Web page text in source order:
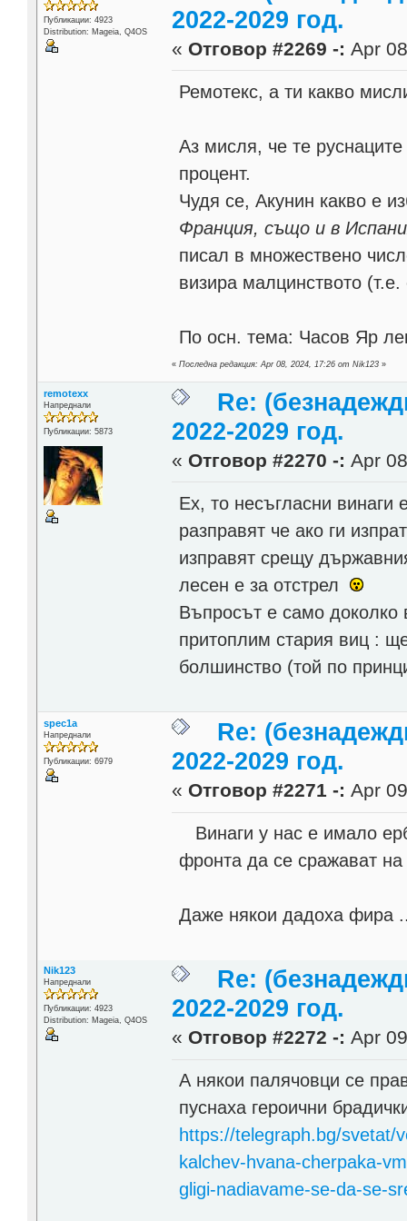
Публикации: 4923
Distribution: Mageia, Q4OS
2022-2029 год.
« Отговор #2269 -: Apr
Ремотекс, а ти какво
Аз мисля, че те
процент.
Чудя се, Акунин какво е
Франция, също и в
писал в множествено
визира малцинството (т.е.
По осн. тема: Часов Яр
«Последна редакция: Apr 08, 2024, 17:26 от Nik123 »
remotexx
Напреднали
Публикации: 5873
Re:
2022-2029 год.
« Отговор #2270 -: Apr
Ех, то несъгласни
разправят че ако ги
изправят срещу
лесен е за отстрел
Въпросът е само доколко
притоплим стария виц :
болшинство (той по
spec1a
Напреднали
Публикации: 6979
Re:
2022-2029 год.
« Отговор #2271 -: Apr
Винаги у нас е имало
фронта да се сражават
Даже някои дадоха фира
Nik123
Напреднали
Публикации: 4923
Distribution: Mageia, Q4OS
Re:
2022-2029 год.
« Отговор #2272 -: Apr
А някои палячовци се
пуснаха героични
https://telegraph.bg/svetat/
kalchev-hvana-cherpaka-
gligi-nadiavame-se-da-se-